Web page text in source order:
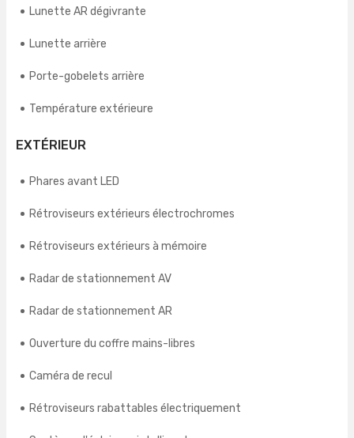
Lunette AR dégivrante
Lunette arrière
Porte-gobelets arrière
Température extérieure
EXTÉRIEUR
Phares avant LED
Rétroviseurs extérieurs électrochromes
Rétroviseurs extérieurs à mémoire
Radar de stationnement AV
Radar de stationnement AR
Ouverture du coffre mains-libres
Caméra de recul
Rétroviseurs rabattables électriquement